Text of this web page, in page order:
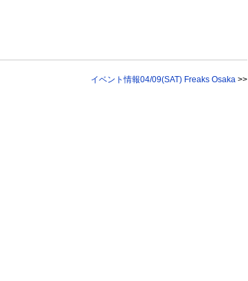
イベント情報04/09(SAT) Freaks Osaka >>